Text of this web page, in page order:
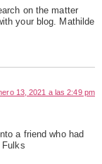
on the matter
your blog. Mathilde
13, 2021 a las 2:49 pm
a friend who had
Fulks